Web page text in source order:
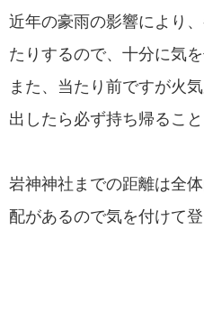
近年の豪雨の影響により
たりするので、十分に気
また、当たり前ですが火
出したら必ず持ち帰ること
岩神神社までの距離は全
配があるので気を付けて登